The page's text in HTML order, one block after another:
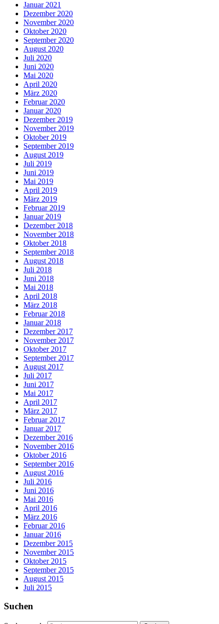
Januar 2021
Dezember 2020
November 2020
Oktober 2020
September 2020
August 2020
Juli 2020
Juni 2020
Mai 2020
April 2020
März 2020
Februar 2020
Januar 2020
Dezember 2019
November 2019
Oktober 2019
September 2019
August 2019
Juli 2019
Juni 2019
Mai 2019
April 2019
März 2019
Februar 2019
Januar 2019
Dezember 2018
November 2018
Oktober 2018
September 2018
August 2018
Juli 2018
Juni 2018
Mai 2018
April 2018
März 2018
Februar 2018
Januar 2018
Dezember 2017
November 2017
Oktober 2017
September 2017
August 2017
Juli 2017
Juni 2017
Mai 2017
April 2017
März 2017
Februar 2017
Januar 2017
Dezember 2016
November 2016
Oktober 2016
September 2016
August 2016
Juli 2016
Juni 2016
Mai 2016
April 2016
März 2016
Februar 2016
Januar 2016
Dezember 2015
November 2015
Oktober 2015
September 2015
August 2015
Juli 2015
Suchen